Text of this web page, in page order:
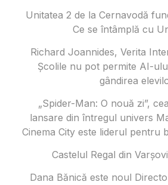
Unitatea 2 de la Cernavodă
Ce se întâmplă cu
Richard Joannides, Verita
Școlile nu pot permite AI-
gândirea
„Spider-Man: O nouă zi”,
lansare din întregul univers
Cinema City este liderul pentru
Castelul Regal din
Dana Bănică este noul